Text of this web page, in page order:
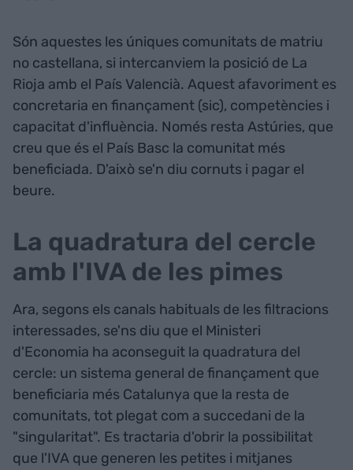
Són aquestes les úniques comunitats de matriu
no castellana, si intercanviem la posició de La
Rioja amb el País Valencià. Aquest afavoriment es
concretaria en finançament (sic), competències i
capacitat d'influència. Només resta Astúries, que
creu que és el País Basc la comunitat més
beneficiada. D'això se'n diu cornuts i pagar el
beure.
La quadratura del cercle
amb l'IVA de les pimes
Ara, segons els canals habituals de les filtracions
interessades, se'ns diu que el Ministeri
d'Economia ha aconseguit la quadratura del
cercle: un sistema general de finançament que
beneficiaria més Catalunya que la resta de
comunitats, tot plegat com a succedani de la
"singularitat". Es tractaria d'obrir la possibilitat
que l'IVA que generen les petites i mitjanes